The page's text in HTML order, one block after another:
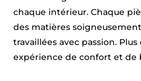
chaque intérieur. Chaque
des matières
travaillées avec passion. Plus
expérience de confort et de